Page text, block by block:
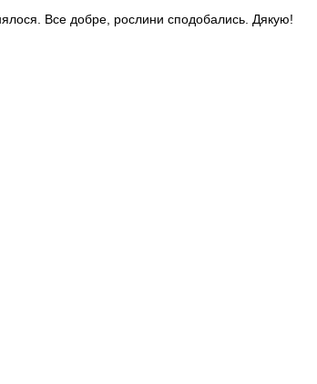
Все добре, рослини сподобались. Дякую!